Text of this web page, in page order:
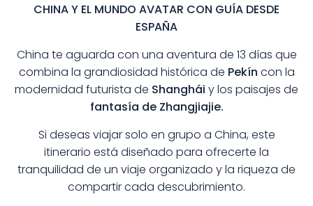
CHINA Y EL MUNDO AVATAR CON GUÍA DESDE
ESPAÑA
China te aguarda con una aventura de 13 días que
combina la grandiosidad histórica de Pekín con la
modernidad futurista de Shanghái y los paisajes de
fantasía de Zhangjiajie.
Si deseas viajar solo en grupo a China, este
itinerario está diseñado para ofrecerte la
tranquilidad de un viaje organizado y la riqueza de
compartir cada descubrimiento.